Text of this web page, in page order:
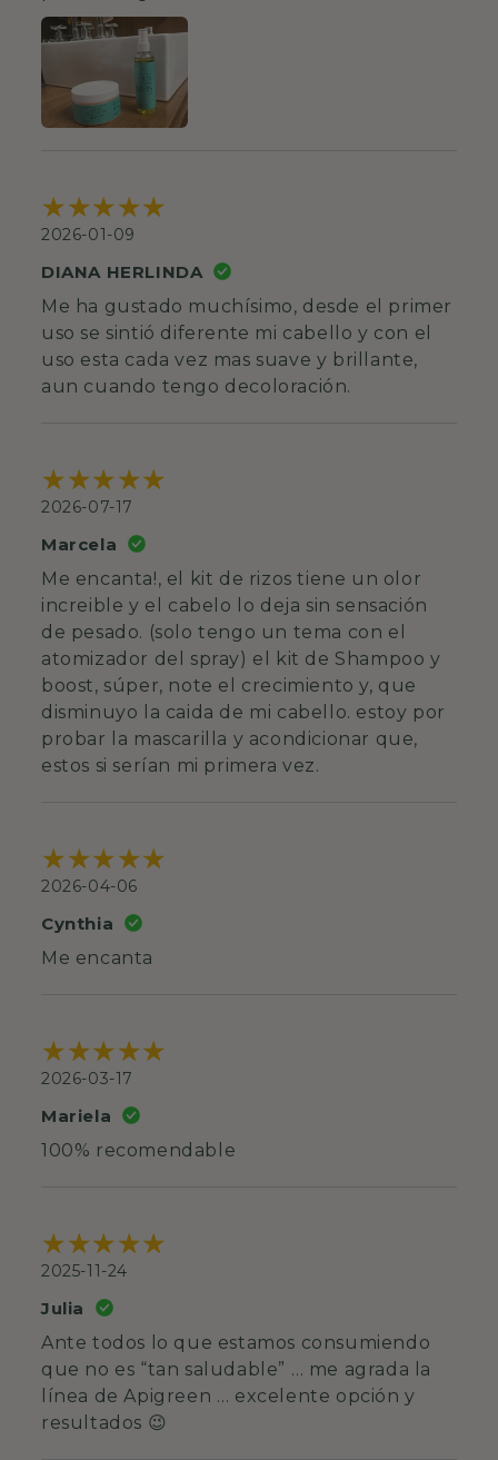
2026-01-09
DIANA HERLINDA
Me ha gustado muchísimo, desde el primer
uso se sintió diferente mi cabello y con el
uso esta cada vez mas suave y brillante,
aun cuando tengo decoloración.
2026-07-17
Marcela
Me encanta!, el kit de rizos tiene un olor
increible y el cabelo lo deja sin sensación
de pesado. (solo tengo un tema con el
atomizador del spray) el kit de Shampoo y
boost, súper, note el crecimiento y, que
disminuyo la caida de mi cabello. estoy por
probar la mascarilla y acondicionar que,
estos si serían mi primera vez.
2026-04-06
Cynthia
Me encanta
2026-03-17
Mariela
100% recomendable
2025-11-24
Julia
Ante todos lo que estamos consumiendo
que no es “tan saludable” … me agrada la
línea de Apigreen … excelente opción y
resultados 😉